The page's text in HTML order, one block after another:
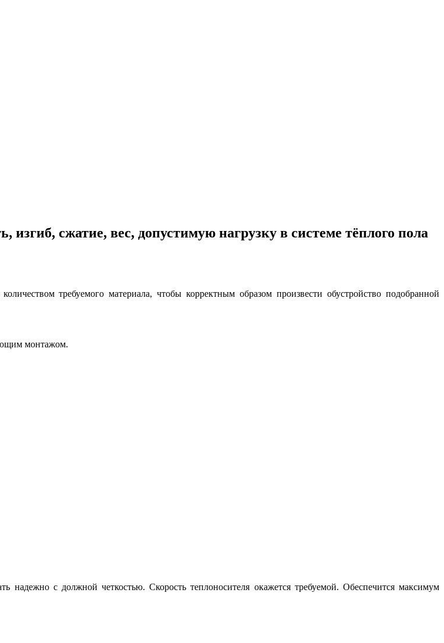
сжатие, вес, допустимую нагрузку в системе тёплого пола
требуемого материала, чтобы корректным образом произвести обустройство подобранной
монтажом.
надежно с должной четкостью. Скорость теплоносителя окажется требуемой. Обеспечится максимум